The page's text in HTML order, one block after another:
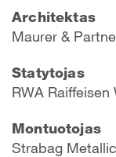
Architektas
Maurer &
Statytojas
RWA Raiffeisen
Montuotojas
Strabag